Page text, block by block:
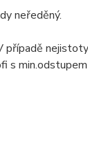
neředěný.
případě
s